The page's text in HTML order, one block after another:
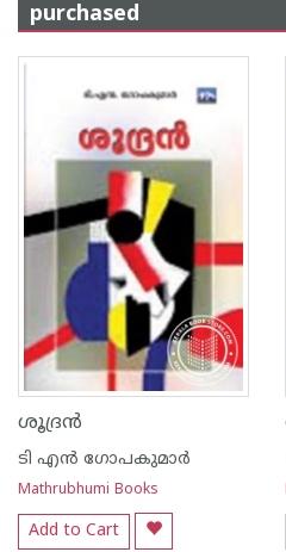
purchased
ശൂദ്രന്‍
ടി എന്‍ ഗോപകുമാര്‍
Mathrubhumi Books
Add to Cart